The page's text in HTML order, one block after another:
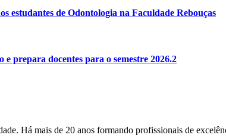
estudantes de Odontologia na Faculdade Rebouças
prepara docentes para o semestre 2026.2
Há mais de 20 anos formando profissionais de